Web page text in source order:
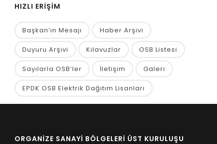
HIZLI ERİŞİM
Başkan’ın Mesajı Haber Arşivi
Duyuru Arşivi Kılavuzlar OSB Listesi
Sayılarla OSB’ler İletişim Galeri
EPDK OSB Elektrik Dağıtım Lisanları
ORGANİZE SANAYİ BÖLGELERİ ÜST KURULUŞU